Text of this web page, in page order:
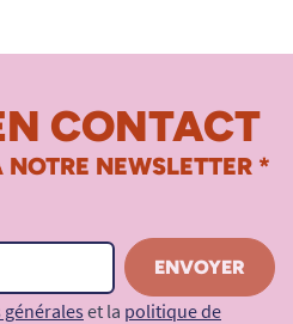
CONTACT
NEWSLETTER *
et la politique de